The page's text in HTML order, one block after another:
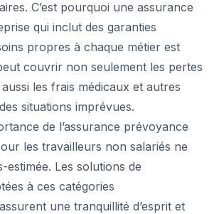
C’est pourquoi une assurance
qui inclut des garanties
propres à chaque métier est
couvrir non seulement les pertes
les frais médicaux et autres
situations imprévues.
de l’assurance prévoyance
les travailleurs non salariés ne
estimée. Les solutions de
à ces catégories
une tranquillité d’esprit et